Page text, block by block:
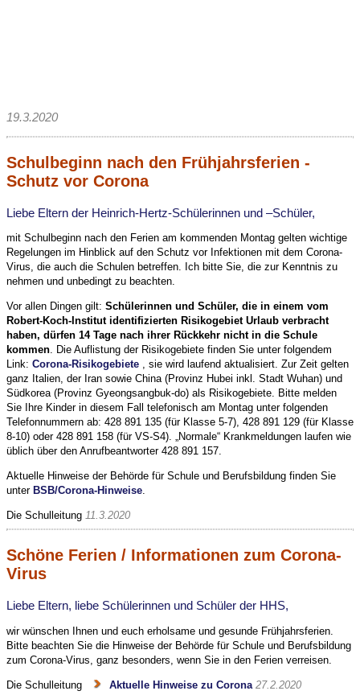
19.3.2020
Schulbeginn nach den Frühjahrsferien -
Schutz vor Corona
Liebe Eltern der Heinrich-Hertz-Schülerinnen und –Schüler,
mit Schulbeginn nach den Ferien am kommenden Montag gelten wichtige
Regelungen im Hinblick auf den Schutz vor Infektionen mit dem Corona-
Virus, die auch die Schulen betreffen. Ich bitte Sie, die zur Kenntnis zu
nehmen und unbedingt zu beachten.
Vor allen Dingen gilt: Schülerinnen und Schüler, die in einem vom
Robert-Koch-Institut identifizierten Risikogebiet Urlaub verbracht
haben, dürfen 14 Tage nach ihrer Rückkehr nicht in die Schule
kommen. Die Auflistung der Risikogebiete finden Sie unter folgendem
Link: Corona-Risikogebiete , sie wird laufend aktualisiert. Zur Zeit gelten
ganz Italien, der Iran sowie China (Provinz Hubei inkl. Stadt Wuhan) und
Südkorea (Provinz Gyeongsangbuk-do) als Risikogebiete. Bitte melden
Sie Ihre Kinder in diesem Fall telefonisch am Montag unter folgenden
Telefonnummern ab: 428 891 135 (für Klasse 5-7), 428 891 129 (für Klasse
8-10) oder 428 891 158 (für VS-S4). „Normale“ Krankmeldungen laufen wie
üblich über den Anrufbeantworter 428 891 157.
Aktuelle Hinweise der Behörde für Schule und Berufsbildung finden Sie
unter BSB/Corona-Hinweise.
Die Schulleitung 11.3.2020
Schöne Ferien / Informationen zum Corona-
Virus
Liebe Eltern, liebe Schülerinnen und Schüler der HHS,
wir wünschen Ihnen und euch erholsame und gesunde Frühjahrsferien.
Bitte beachten Sie die Hinweise der Behörde für Schule und Berufsbildung
zum Corona-Virus, ganz besonders, wenn Sie in den Ferien verreisen.
Die Schulleitung Aktuelle Hinweise zu Corona 27.2.2020